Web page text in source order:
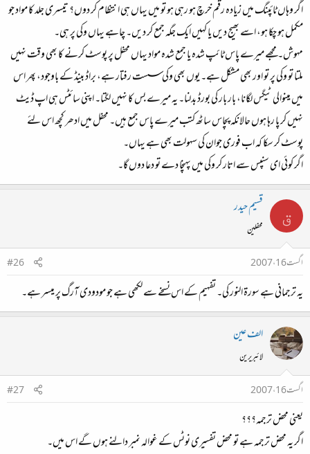
اگر وہاں ٹائپنگ میں زیادہ رقم خرچ ہو رہی ہو تو میں یہاں ہی انتظام کر دوں؟ تیسری جلد کا مواد جو
مکمل ہو چکا ہو، اسے بھیج دیں یا کہیں ایک جگہ جمع کر دیں۔ چاہے یہاں وکی پر ہی۔
مہوش۔ مجھے میرے پاس ٹائپ شدہ یا جمع شدہ مواد یہاں محفل پر پوسٹ کرنے کا بھی وقت نہیں
ملتا تو وکی پر تو اور بھی مشکل ہے۔ یوں بھی وکی سست رفتار ہے، براڈ بینڈ کے باوجود، پھر اس
میں مینوالی ٹیگس لگانا، بار بار کی بورڈ بدلنا۔ یہ میرے بس کا نہیں لگتا۔ اپنی سائٹس ہی اپ ڈیٹ
نہیں کر پا رہا ہوں حالانکہ پچاس ساٹھ کتب میرے پاس جمع ہیں۔ محفل میں ادھر کچھ اس لئے
پوسٹ کر سکا کہ اب فوری جوان کی سہولت بھی ہے یہاں۔
اگر کوئی ای سنپس سے اتار کر وکی میں پہنچا دے تو دعا دوں گا۔
ق قسیم حیدر
محفلین
اگست 16، 2007
#26
یہ ترجمانی ہے سورۃ النور کی۔ تفہیم کے اس نسخے سے لکھی ہے جو مودودی آرگ پر میسر ہے۔
الف عین
لائبریرین
اگست 16، 2007
#27
یعنی محض ترجمہ؟؟؟
اگر یہ محض ترجمہ ہے تو محض تفسیری نوٹس کے غوالہ نمبر دالنے ہوں گے اس میں۔